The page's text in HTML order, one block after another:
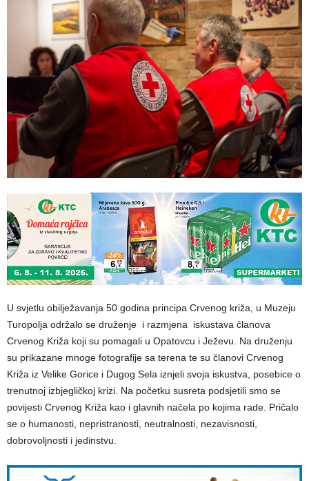
U svjetlu obilježavanja 50 godina principa Crvenog križa, u Muzeju
Turopolja održalo se druženje i razmjena iskustava članova
Crvenog Križa koji su pomagali u Opatovcu i Ježevu. Na druženju
su prikazane mnoge fotografije sa terena te su članovi Crvenog
Križa iz Velike Gorice i Dugog Sela iznjeli svoja iskustva, posebice o
trenutnoj izbjegličkoj krizi. Na početku susreta podsjetili smo se
povijesti Crvenog Križa kao i glavnih načela po kojima rade. Pričalo
se o humanosti, nepristranosti, neutralnosti, nezavisnosti,
dobrovoljnosti i jedinstvu.